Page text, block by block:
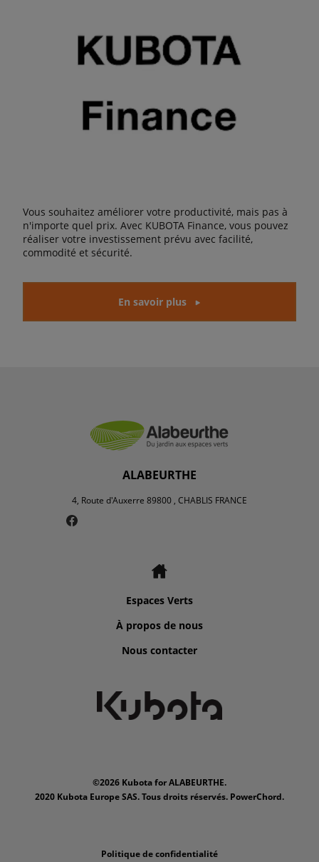
Vous souhaitez améliorer votre productivité, mais pas à
n'importe quel prix. Avec KUBOTA Finance, vous pouvez
réaliser votre investissement prévu avec facilité,
commodité et sécurité.
En savoir plus
ALABEURTHE
4, Route d'Auxerre 89800 , CHABLIS FRANCE
Espaces Verts
À propos de nous
Nous contacter
©2026 Kubota for ALABEURTHE.
2020 Kubota Europe SAS. Tous droits réservés. PowerChord.
Politique de confidentialité